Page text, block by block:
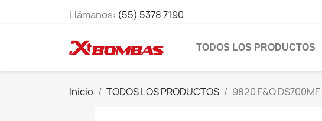
Llámanos: (55) 5378 7190
TODOS LOS PRODUCTOS
Inicio TODOS LOS PRODUCTOS 9820 F&Q